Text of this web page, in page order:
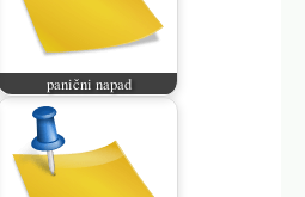
panični napad